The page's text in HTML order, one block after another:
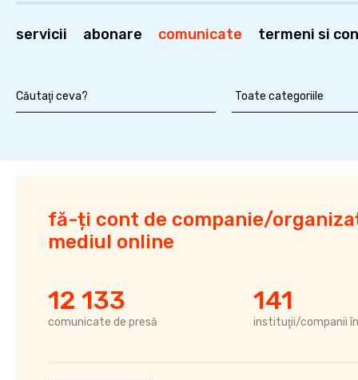
servicii abonare comunicate termeni si
fă-ți cont de companie/
mediul online
12 133
comunicate de presă
141
instituţii/companii